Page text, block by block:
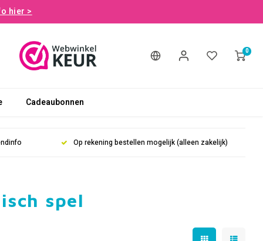
hier >
0
Cadeaubonnen
Op rekening bestellen mogelijk (alleen zakelijk)
spel